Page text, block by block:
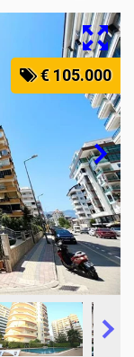
€ 105.000